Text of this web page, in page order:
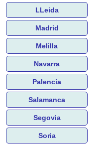
LLeida
Madrid
Melilla
Navarra
Palencia
Salamanca
Segovia
Soria